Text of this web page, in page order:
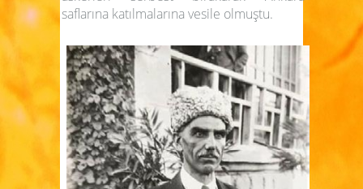
saflarına katılmalarına vesile olmuştu.